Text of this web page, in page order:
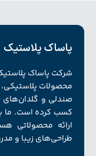
پاساک پلاستیک
شرکت پاساک
محصولات پلاستیکی،
صندلی و گلدان‌های
کسب کرده است. ما
ارائه محصولاتی
طراحی‌های زیبا و